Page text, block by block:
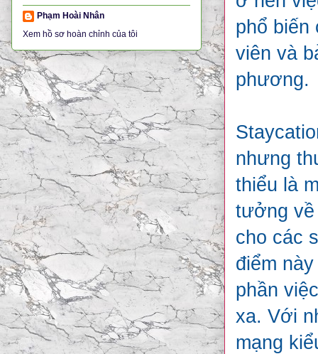
phổ biến
viên và
phương.
nhưng
thiểu là
tưởng về
cho các
điểm
phần
xa. Với
mạng
Phạm Hoài Nhân
Xem hồ sơ hoàn chỉnh của tôi